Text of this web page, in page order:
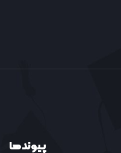
پیوندها